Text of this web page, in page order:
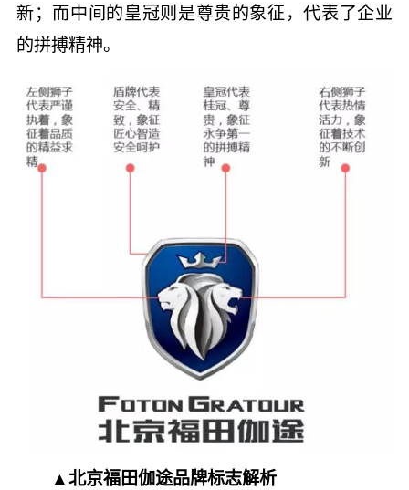
新；而中间的皇冠则是尊贵的象征，代表了企业
的拼搏精神。
▲北京福田伽途品牌标志解析